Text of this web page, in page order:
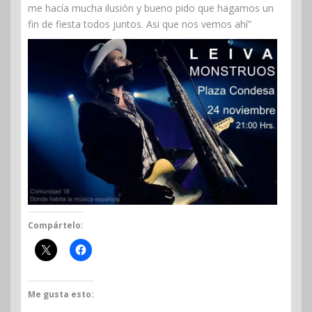
me hacía mucha ilusión y bueno pido que hagamos un
fin de fiesta todos juntos. Asi que nos vemos ahí”
Compártelo:
Me gusta esto: